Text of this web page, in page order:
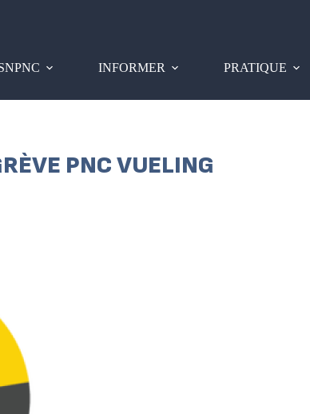
INFORMER PRATIQUE
PNC VUELING